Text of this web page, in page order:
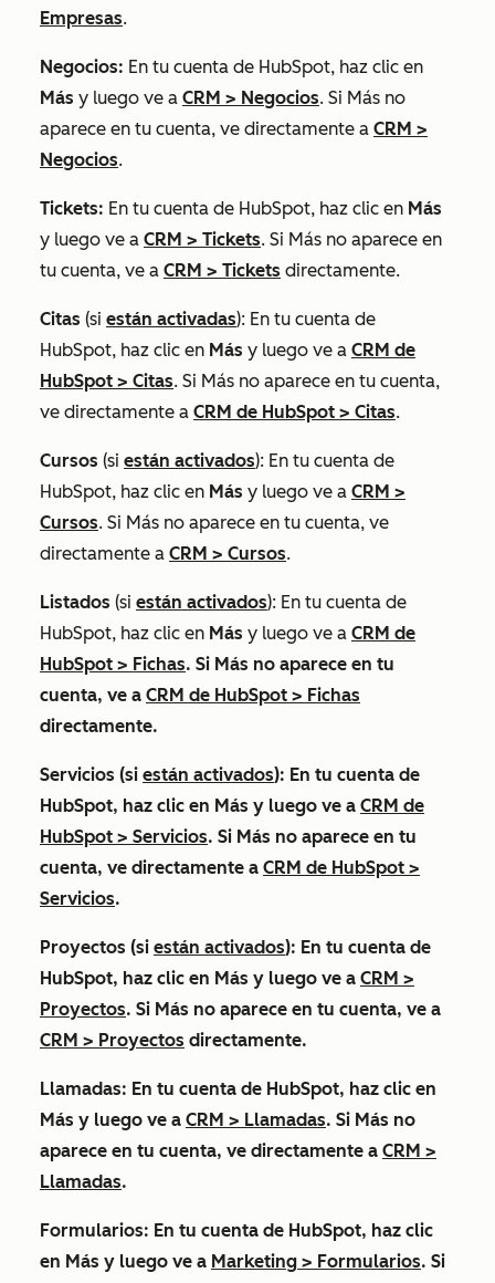
Empresas.
Negocios: En tu cuenta de HubSpot, haz clic en
Más y luego ve a CRM > Negocios. Si Más no
aparece en tu cuenta, ve directamente a CRM >
Negocios.
Tickets: En tu cuenta de HubSpot, haz clic en Más
y luego ve a CRM > Tickets. Si Más no aparece en
tu cuenta, ve a CRM > Tickets directamente.
Citas (si están activadas): En tu cuenta de
HubSpot, haz clic en Más y luego ve a CRM de
HubSpot > Citas. Si Más no aparece en tu cuenta,
ve directamente a CRM de HubSpot > Citas.
Cursos (si están activados): En tu cuenta de
HubSpot, haz clic en Más y luego ve a CRM >
Cursos. Si Más no aparece en tu cuenta, ve
directamente a CRM > Cursos.
Listados (si están activados): En tu cuenta de
HubSpot, haz clic en Más y luego ve a CRM de
HubSpot > Fichas. Si Más no aparece en tu
cuenta, ve a CRM de HubSpot > Fichas
directamente.
Servicios (si están activados): En tu cuenta de
HubSpot, haz clic en Más y luego ve a CRM de
HubSpot > Servicios. Si Más no aparece en tu
cuenta, ve directamente a CRM de HubSpot >
Servicios.
Proyectos (si están activados): En tu cuenta de
HubSpot, haz clic en Más y luego ve a CRM >
Proyectos. Si Más no aparece en tu cuenta, ve a
CRM > Proyectos directamente.
Llamadas: En tu cuenta de HubSpot, haz clic en
Más y luego ve a CRM > Llamadas. Si Más no
aparece en tu cuenta, ve directamente a CRM >
Llamadas.
Formularios: En tu cuenta de HubSpot, haz clic
en Más y luego ve a Marketing > Formularios. Si